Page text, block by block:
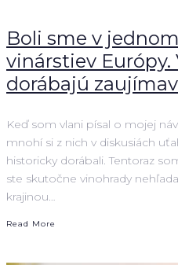
Boli sme v
vinárstiev Európy.
dorábajú
Keď som vlani písal o mojej
mnohí si z nich v diskusiách
historicky dorábali. Tentoraz
ste skutočne vinohrady
krajinou…
Read More